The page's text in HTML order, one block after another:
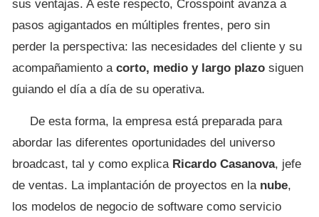
sus ventajas. A este respecto, Crosspoint avanza a
pasos agigantados en múltiples frentes, pero sin
perder la perspectiva: las necesidades del cliente y su
acompañamiento a corto, medio y largo plazo siguen
guiando el día a día de su operativa.
De esta forma, la empresa está preparada para
abordar las diferentes oportunidades del universo
broadcast, tal y como explica Ricardo Casanova, jefe
de ventas. La implantación de proyectos en la nube,
los modelos de negocio de software como servicio